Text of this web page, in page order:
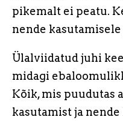
pikemalt ei peatu.
nende
Ülalviidatud juhi
midagi
Kõik, mis puudutas
kasutamist ja